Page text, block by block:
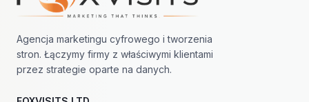
Agencja marketingu cyfrowego i tworzenia
stron. Łączymy firmy z właściwymi klientami
przez strategie oparte na danych.